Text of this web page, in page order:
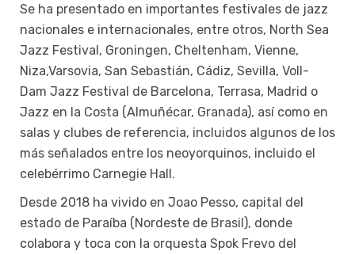
Se ha presentado en importantes festivales de jazz
nacionales e internacionales, entre otros, North Sea
Jazz Festival, Groningen, Cheltenham, Vienne,
Niza,Varsovia, San Sebastián, Cádiz, Sevilla, Voll-
Dam Jazz Festival de Barcelona, Terrasa, Madrid o
Jazz en la Costa (Almuñécar, Granada), así como en
salas y clubes de referencia, incluidos algunos de los
más señalados entre los neoyorquinos, incluido el
celebérrimo Carnegie Hall.
Desde 2018 ha vivido en Joao Pesso, capital del
estado de Paraíba (Nordeste de Brasil), donde
colabora y toca con la orquesta Spok Frevo del